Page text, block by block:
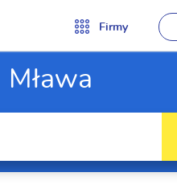
Firmy
Mława